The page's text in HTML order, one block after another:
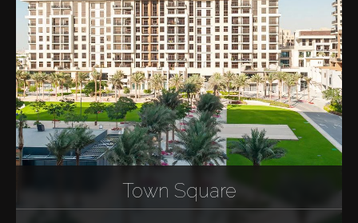
Town Square